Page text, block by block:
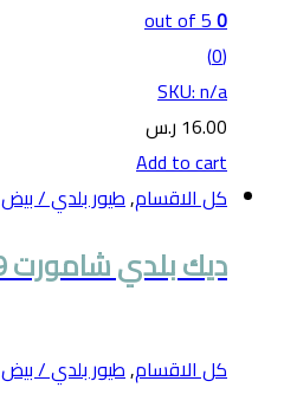
0
out of 5
(0)
SKU: n/a
16.00 ر.س
Add to cart
كل الاقسام,طيور بلدي / بيض
ديك بلدي شامورت 600/699جرام
كل الاقسام,طيور بلدي / بيض